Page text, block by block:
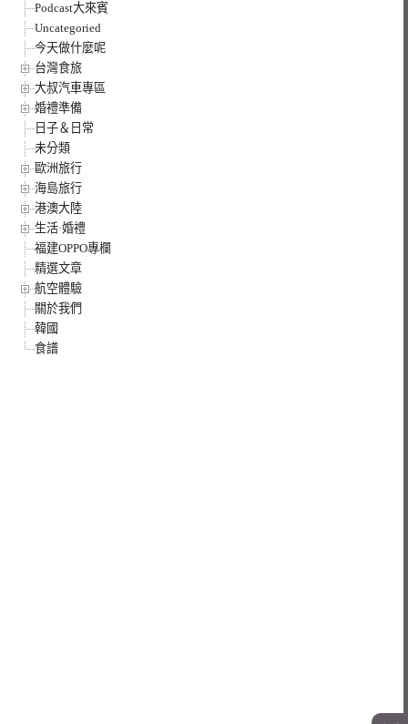
Podcast大來賓
Uncategoried
今天做什麼呢
台灣食旅
大叔汽車專區
婚禮準備
日子＆日常
未分類
歐洲旅行
海島旅行
港澳大陸
生活·婚禮
福建OPPO專欄
精選文章
航空體驗
關於我們
韓國
食譜